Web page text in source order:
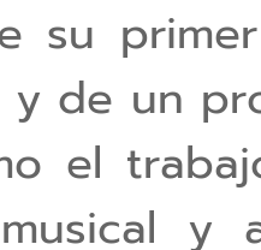
su
y de un
el
y